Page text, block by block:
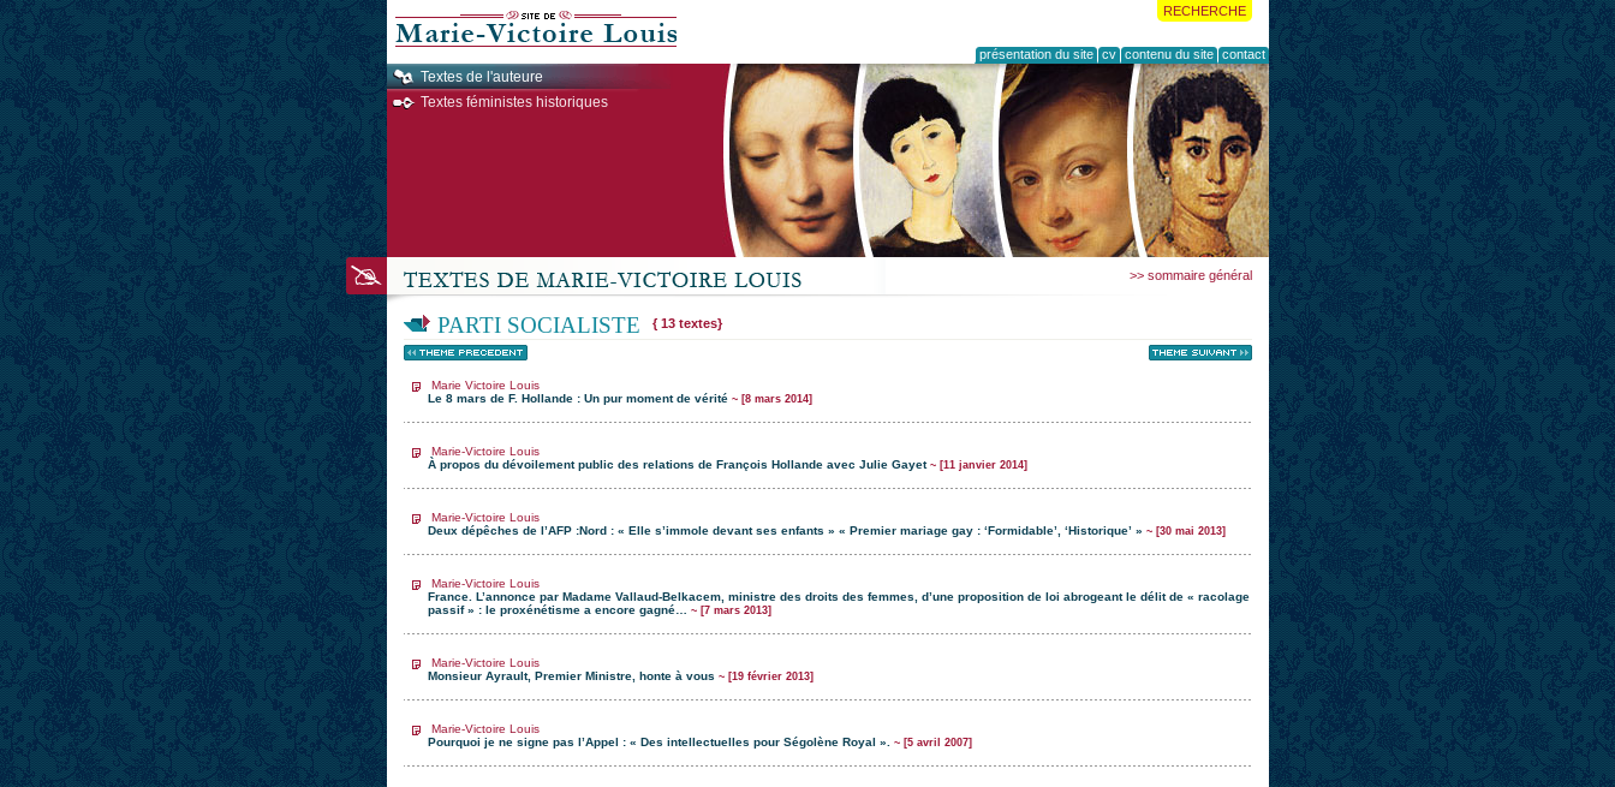
RECHERCHE
présentation du site cv contenu du site contact
Textes de l'auteure
Textes féministes historiques
>> sommaire général
PARTI SOCIALISTE { 13 textes}
Marie Victoire Louis
Le 8 mars de F. Hollande : Un pur moment de vérité ~ [8 mars 2014]
Marie-Victoire Louis
À propos du dévoilement public des relations de François Hollande avec Julie Gayet~ [11 janvier 2014]
Marie-Victoire Louis
Deux dépêches de l’AFP :Nord : « Elle s’immole devant ses enfants » « Premier mariage gay : ‘Formidable’, ‘Historique’ » ~ [30 mai 2013]
Marie-Victoire Louis
France. L’annonce par Madame Vallaud-Belkacem, ministre des droits des femmes, d’une proposition de loi abrogeant le délit de « racolage
passif » : le proxénétisme a encore gagné…
~ [7 mars 2013]
Marie-Victoire Louis
Monsieur Ayrault, Premier Ministre, honte à vous ~ [19 février 2013]
Marie-Victoire Louis
Pourquoi je ne signe pas l’Appel : « Des intellectuelles pour Ségolène Royal ».
~ [5 avril 2007]